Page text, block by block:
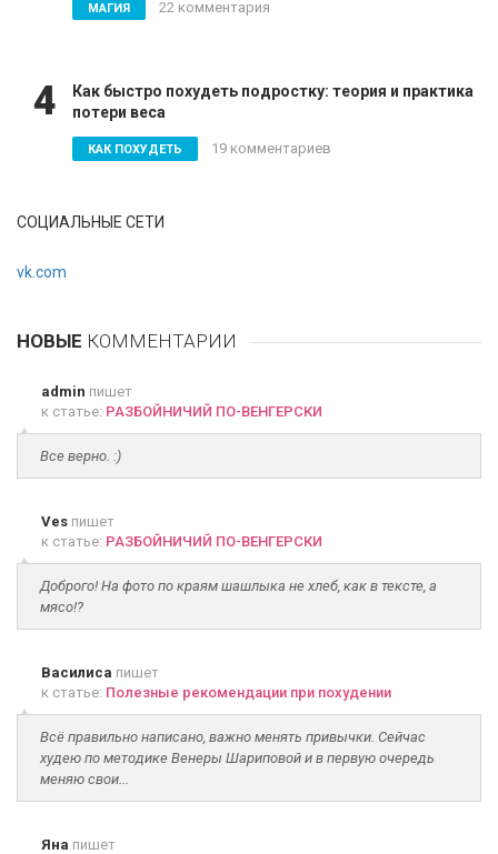
МАГИЯ 22 комментария
4
Как быстро похудеть подростку: теория и практика
потери веса
КАК ПОХУДЕТЬ 19 комментариев
СОЦИАЛЬНЫЕ СЕТИ
vk.com
НОВЫЕ КОММЕНТАРИИ
admin пишет
к статье: РАЗБОЙНИЧИЙ ПО-ВЕНГЕРСКИ
Все верно. :)
Ves пишет
к статье: РАЗБОЙНИЧИЙ ПО-ВЕНГЕРСКИ
Доброго! На фото по краям шашлыка не хлеб, как в тексте, а
мясо!?
Василиса пишет
к статье: Полезные рекомендации при похудении
Всё правильно написано, важно менять привычки. Сейчас
худею по методике Венеры Шариповой и в первую очередь
меняю свои...
Яна пишет